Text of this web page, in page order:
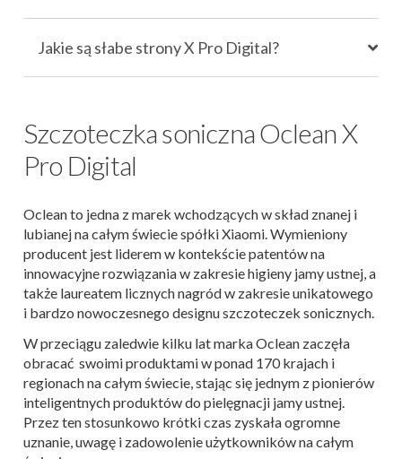
Jakie są słabe strony X Pro Digital?
Szczoteczka soniczna Oclean X
Pro Digital
Oclean to jedna z marek wchodzących w skład znanej i
lubianej na całym świecie spółki Xiaomi. Wymieniony
producent jest liderem w kontekście patentów na
innowacyjne rozwiązania w zakresie higieny jamy ustnej, a
także laureatem licznych nagród w zakresie unikatowego
i bardzo nowoczesnego designu szczoteczek sonicznych.
W przeciągu zaledwie kilku lat marka Oclean zaczęła
obracać swoimi produktami w ponad 170 krajach i
regionach na całym świecie, stając się jednym z pionierów
inteligentnych produktów do pielęgnacji jamy ustnej.
Przez ten stosunkowo krótki czas zyskała ogromne
uznanie, uwagę i zadowolenie użytkowników na całym